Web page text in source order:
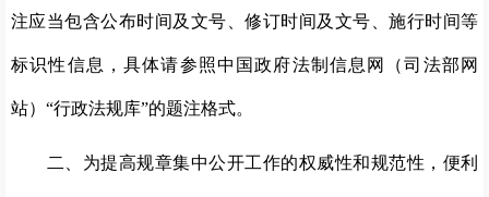
注应当包含公布时间及文号、修订时间及文号、施行时间等
标识性信息，具体请参照中国政府法制信息网（司法部网
站）“行政法规库”的题注格式。
二、为提高规章集中公开工作的权威性和规范性，便利